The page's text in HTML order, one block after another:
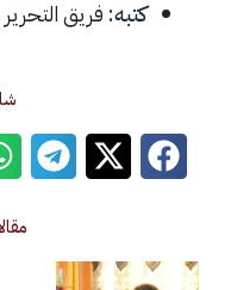
فريق التحرير
شارك المنشور
مقالات ذات صلة